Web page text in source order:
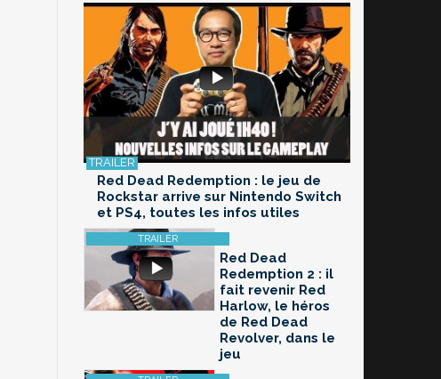
Red Dead Redemption : le jeu de
Rockstar arrive sur Nintendo Switch
et PS4, toutes les infos utiles
Red Dead
Redemption 2 : il
fait revenir Red
Harlow, le héros
de Red Dead
Revolver, dans le
jeu